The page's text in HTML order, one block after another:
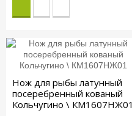
Нож для рыбы латунный
посеребренный кованый
Кольчугино \ КМ1607НЖ01